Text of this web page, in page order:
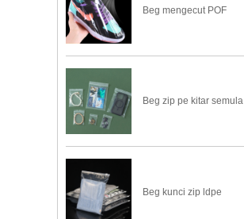
Beg mengecut POF
Beg zip pe kitar semula
Beg kunci zip ldpe